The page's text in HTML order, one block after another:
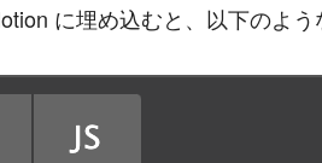
に埋め込むと、以下のよう